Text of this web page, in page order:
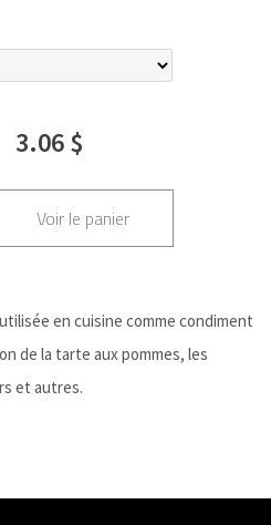
3.06 $
Voir le panier
en cuisine comme condiment
de la tarte aux pommes, les
et autres.